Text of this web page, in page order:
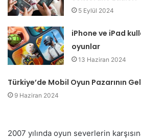
5 Eylül 2024
iPhone ve iPad
oyunlar
13 Haziran 2024
Türkiye’de Mobil Oyun Pazarının
9 Haziran 2024
2007 yılında oyun severlerin